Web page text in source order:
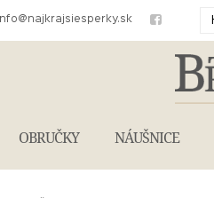
info@najkrajsiesperky.sk
OBRUČKY NÁUŠNICE